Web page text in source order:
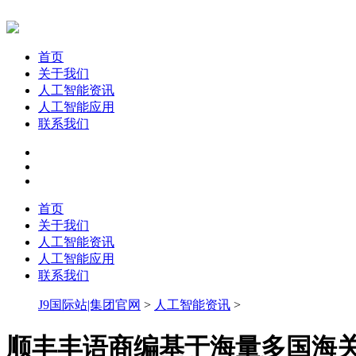
首页
关于我们
人工智能资讯
人工智能应用
联系我们
首页
关于我们
人工智能资讯
人工智能应用
联系我们
J9国际站|集团官网 > 人工智能资讯 >
顺丰丰语商编基于海量多国海